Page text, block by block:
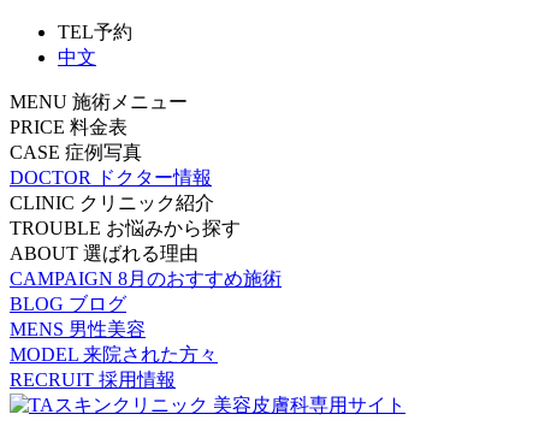
TEL予約
中文
MENU 施術メニュー
PRICE 料金表
CASE 症例写真
DOCTOR
ドクター情報
CLINIC クリニック紹介
TROUBLE お悩みから探す
ABOUT 選ばれる理由
CAMPAIGN 8月のおすすめ施術
BLOG ブログ
MENS 男性美容
MODEL 来院された方々
RECRUIT 採用情報